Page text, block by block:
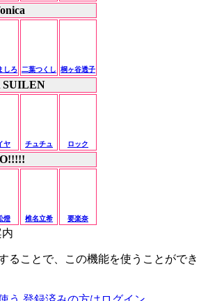
しろ 二葉つくし 桐ヶ谷透子
SUILEN
ヤ チュチュ ロック
燈 椎名立希 要楽奈
ることで、この機能を使うことができ